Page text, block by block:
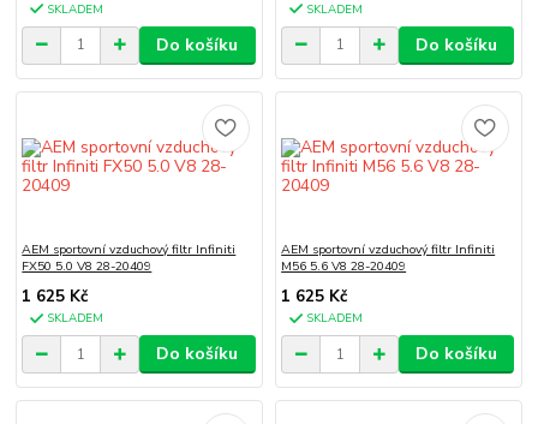
SKLADEM
Do košíku
SKLADEM
Do košíku
AEM sportovní vzduchový filtr Infiniti
FX50 5.0 V8 28-20409
1 625 Kč
SKLADEM
Do košíku
AEM sportovní vzduchový filtr Infiniti
M56 5.6 V8 28-20409
1 625 Kč
SKLADEM
Do košíku